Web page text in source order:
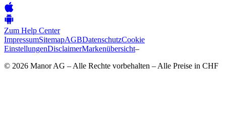
Zum Help Center
ImpressumSitemapAGBDatenschutzCookie
EinstellungenDisclaimerMarkenübersicht–
© 2026 Manor AG – Alle Rechte vorbehalten – Alle Preise in CHF